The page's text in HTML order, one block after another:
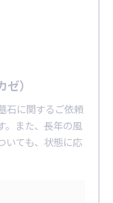
）
石に関するご依頼
。また、長年の風
いても、状態に応